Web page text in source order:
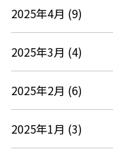
2025年4月 (9)
2025年3月 (4)
2025年2月 (6)
2025年1月 (3)